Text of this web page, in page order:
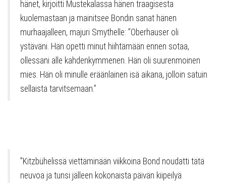
hänet, kirjoitti Mustekalassa hänen traagisesta
kuolemastaan ja mainitsee Bondin sanat hänen
murhaajalleen, majuri Smythelle: ”Oberhauser oli
ystäväni. Hän opetti minut hiihtämään ennen sotaa,
ollessani alle kahdenkymmenen. Hän oli suurenmoinen
mies. Hän oli minulle eräänlainen isä aikana, jolloin satuin
sellaista tarvitsemaan.”
”Kitzbühelissä viettäminään viikkoina Bond noudatti tätä
neuvoa ja tunsi jälleen kokonaista päivän kiipeilyä